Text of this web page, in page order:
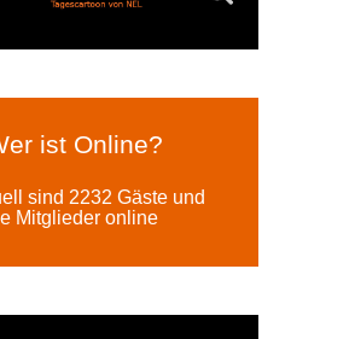
ist Online?
sind 2232 Gäste und
Mitglieder online